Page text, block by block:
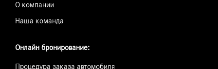
О компании
Наша команда
Онлайн бронирование:
Процедура заказа автомобиля